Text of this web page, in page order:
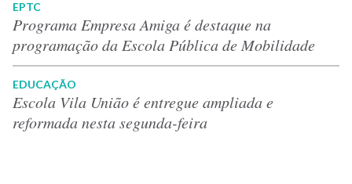
EPTC
Programa Empresa Amiga é destaque na
programação da Escola Pública de Mobilidade
EDUCAÇÃO
Escola Vila União é entregue ampliada e
reformada nesta segunda-feira